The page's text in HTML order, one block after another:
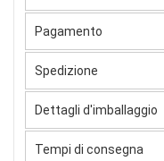
Pagamento
Spedizione
Dettagli d'imballaggio
Tempi di consegna